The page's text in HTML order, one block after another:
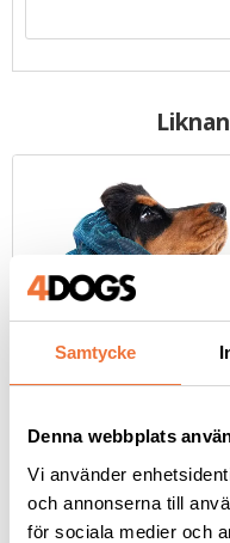
Samtycke
Denna webbplats
Vi använder
och annonserna till
för sociala medier och
Show Tech Snood Luxe
Galaxy öronskydd - blå
169kr